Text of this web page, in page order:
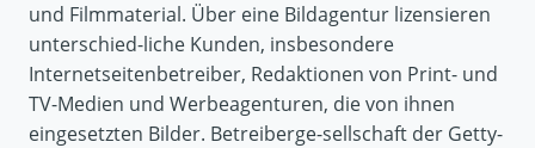
und Filmmaterial. Über eine Bildagentur lizensieren
unterschied-liche Kunden, insbesondere
Internetseitenbetreiber, Redaktionen von Print- und
TV-Medien und Werbeagenturen, die von ihnen
eingesetzten Bilder. Betreiberge-sellschaft der Getty-